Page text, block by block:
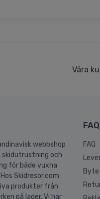
Våra
webbshop
skidutrustning och
för både vuxna
Skidresor.com
produkter från
på lager. Vi har
FAQ
FAQ
Byte